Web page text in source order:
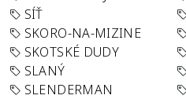
SÍŤ
SKORO-NA-MIZINE
SKOTSKÉ DUDY
SLANÝ
SLENDERMAN